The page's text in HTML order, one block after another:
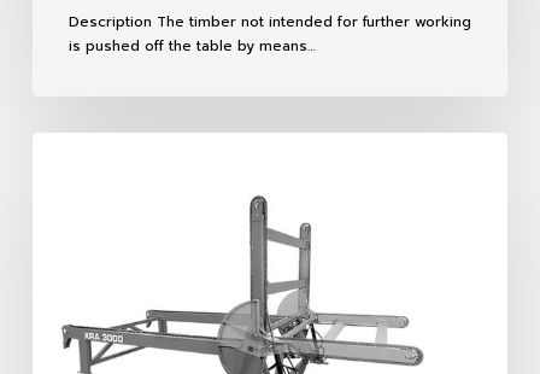
Description The timber not intended for further working
is pushed off the table by means…